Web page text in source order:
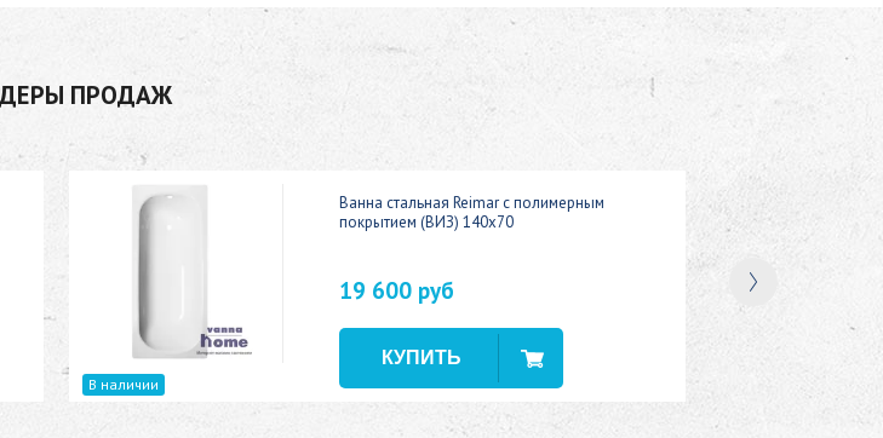
ПРОДАЖ
В наличии
Ванна стальная Reimar с полимерным
покрытием (ВИЗ) 140x70
19 600 руб